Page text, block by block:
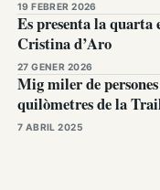
19 FEBRER 2026
Es presenta la quarta
Cristina d’Aro
27 GENER 2026
Mig miler de
quilòmetres de la
7 ABRIL 2025